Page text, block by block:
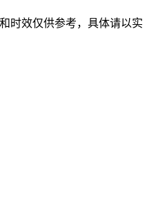
时效仅供参考，具体请以实